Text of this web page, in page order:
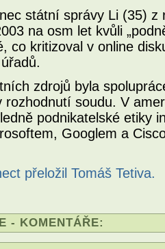
státní správy Li (35) z
na osm let kvůli
co kritizoval v online
zdrojů byla
rozhodnutí soudu. V
podnikatelské etiky
Googlem a
přeložil Tomáš Tetiva.
- KOMENTÁŘE: